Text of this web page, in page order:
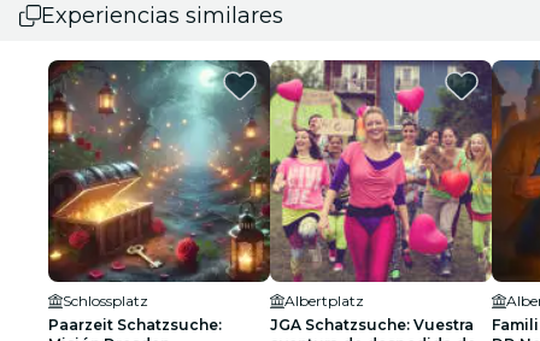
Experiencias similares
Schlossplatz
Paarzeit Schatzsuche:
Albertplatz
JGA Schatzsuche: Vuestra